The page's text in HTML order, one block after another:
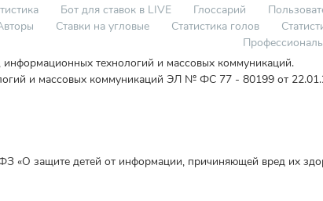
Бот для ставок в LIVE Глоссарий
Ставки на угловые Статистика голов
технологий и массовых коммуникаций.
и массовых коммуникаций ЭЛ № ФС 77 - 80199 от
«О защите детей от информации, причиняющей вред их